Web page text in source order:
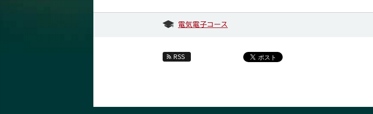
電気電子コース
RSS